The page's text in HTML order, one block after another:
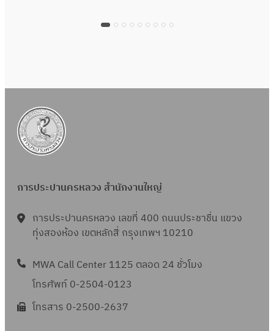
การประปานครหลวง สำนักงานใหญ่
การประปานครหลวง เลขที่ 400 ถนนประชาชื่น แขวง
ทุ่งสองห้อง เขตหลักสี่ กรุงเทพฯ 10210
MWA Call Center 1125 ตลอด 24 ชั่วโมง
โทรศัพท์ 0-2504-0123
โทรสาร 0-2500-2637